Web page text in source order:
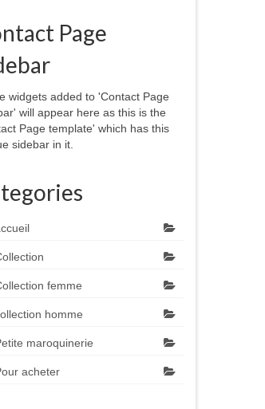
Page
widgets added to 'Contact Page
will appear here as this is the
Page template' which has this
sidebar in it.
femme
homme
maroquinerie
acheter